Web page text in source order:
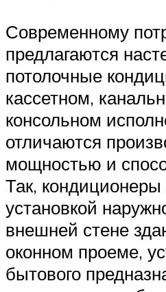
Современному
предлагаются
потолочные
кассетном,
консольном
отличаются
мощностью и
Так,
установкой
внешней стене
оконном проеме,
бытового